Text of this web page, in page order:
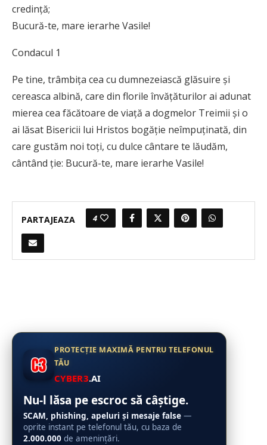
credinţă;
Bucură-te, mare ierarhe Vasile!
Condacul 1
Pe tine, trâmbiţa cea cu dumnezeiască glăsuire şi
cereasca albină, care din florile învăţăturilor ai adunat
mierea cea făcătoare de viaţă a dogmelor Treimii şi o
ai lăsat Bisericii lui Hristos bogăţie neîmpuţinată, din
care gustăm noi toţi, cu dulce cântare te lăudăm,
cântând ţie: Bucură-te, mare ierarhe Vasile!
PARTAJEAZA 4
PROTECȚIE MAXIMĂ PENTRU TELEFONUL
TĂU
CYBER3.AI
Nu-l lăsa pe escroc să câștige.
SCAM, phishing, apeluri și mesaje false —
oprite instant pe telefonul tău, cu baza de
2.000.000 de amenințări.